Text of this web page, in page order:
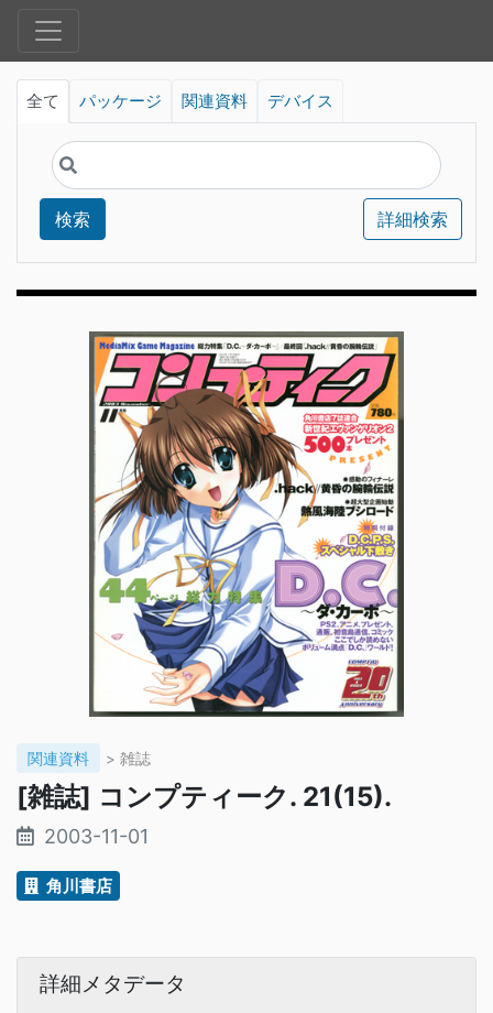
全て パッケージ 関連資料 デバイス
検索 詳細検索
関連資料 > 雑誌
[雑誌] コンプティーク. 21(15).
2003-11-01
角川書店
詳細メタデータ